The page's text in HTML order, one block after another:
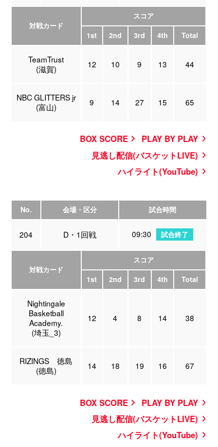
対戦カード
スコア
1st
2nd 3rd 4th Total
TeamTrust
(滋賀)
12 10 9 13 44
NBC GLITTERS jr
(富山)
9 14 27 15 65
BOX SCORE
PLAY BY PLAY
見逃し配信(バスケットLIVE)
ハイライト(YouTube)
No. 会場・区分 試合時間
204 D・1回戦 09:30 試合終了
対戦カード
スコア
1st
2nd 3rd 4th Total
Nightingale
Basketball
Academy.
(埼玉_3)
12 4 8 14 38
RIZINGS 徳島
(徳島)
14 18 19 16 67
BOX SCORE
PLAY BY PLAY
見逃し配信(バスケットLIVE)
ハイライト(YouTube)